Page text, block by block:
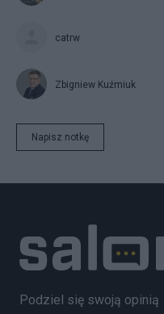
catrw
Zbigniew Kuźmiuk
Napisz notkę
Podziel się swoją opinią